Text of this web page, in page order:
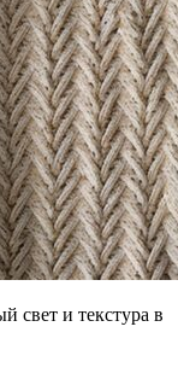
свет и текстура в